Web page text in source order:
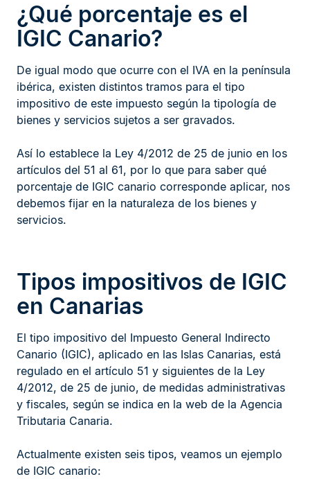
¿Qué porcentaje es el
IGIC Canario?
De igual modo que ocurre con el IVA en la península
ibérica, existen distintos tramos para el tipo
impositivo de este impuesto según la tipología de
bienes y servicios sujetos a ser gravados.
Así lo establece la Ley 4/2012 de 25 de junio en los
artículos del 51 al 61, por lo que para saber qué
porcentaje de IGIC canario corresponde aplicar, nos
debemos fijar en la naturaleza de los bienes y
servicios.
Tipos impositivos de IGIC
en Canarias
El tipo impositivo del Impuesto General Indirecto
Canario (IGIC), aplicado en las Islas Canarias, está
regulado en el artículo 51 y siguientes de la Ley
4/2012, de 25 de junio, de medidas administrativas
y fiscales, según se indica en la web de la Agencia
Tributaria Canaria.
Actualmente existen seis tipos, veamos un ejemplo
de IGIC canario: